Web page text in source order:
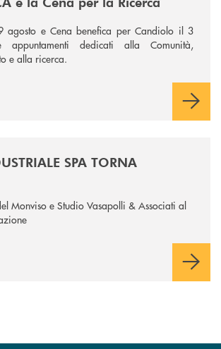
agosto e Cena benefica per Candiolo il 3
appuntamenti dedicati alla Comunità,
e alla ricerca.
SPA TORNA
Monviso e Studio Vasapolli & Associati al